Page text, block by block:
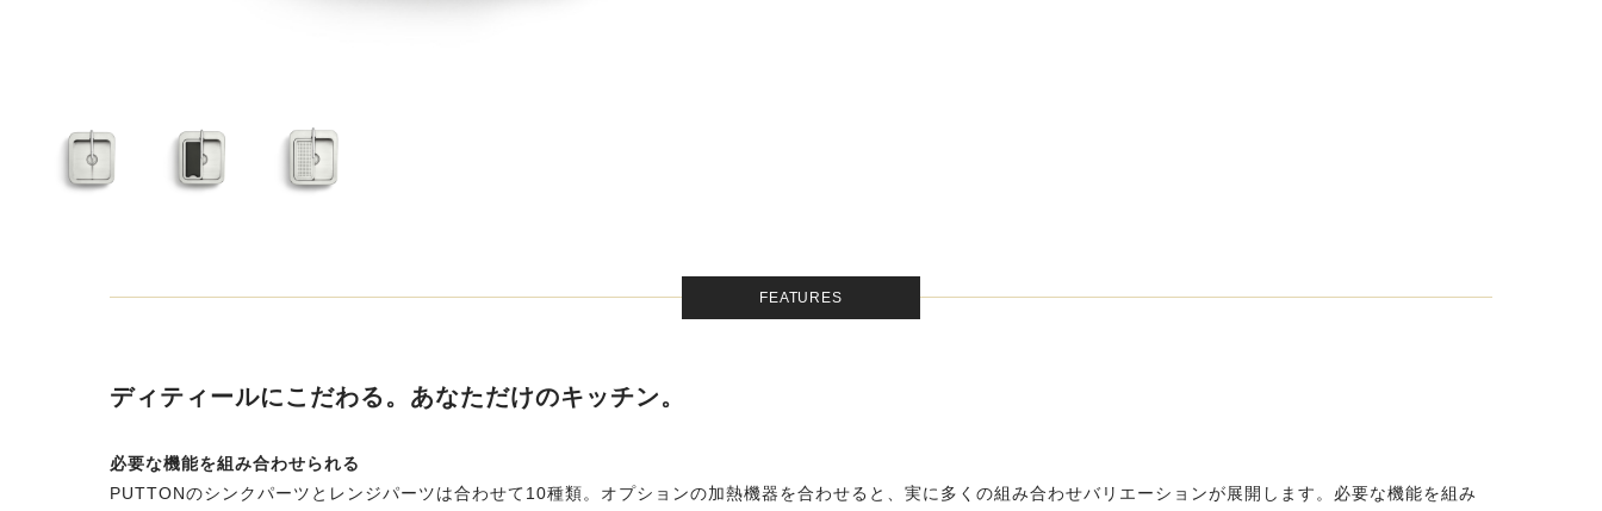
FEATURES
ディティールにこだわる。あなただけのキッチン。
必要な機能を組み合わせられる
PUTTONのシンクパーツとレンジパーツは合わせて10種類。オプションの加熱機器を合わせると、実に多くの組み合わせバリエーションが展開します。必要な機能を組み